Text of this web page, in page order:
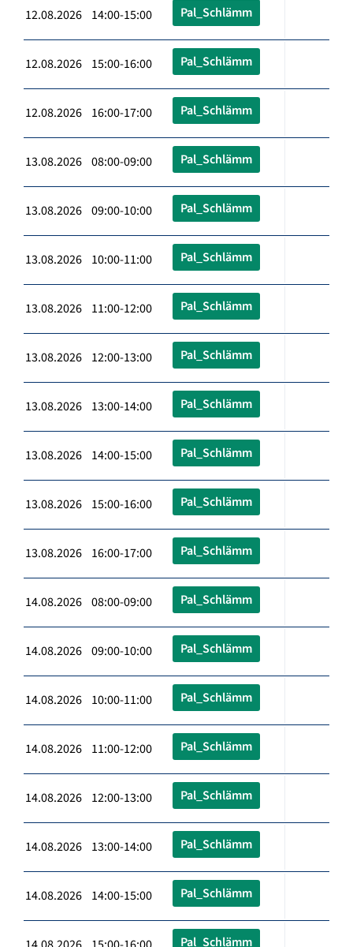
12.08.2026 14:00-15:00 Pal_Schlämm
12.08.2026 15:00-16:00 Pal_Schlämm
12.08.2026 16:00-17:00 Pal_Schlämm
13.08.2026 08:00-09:00 Pal_Schlämm
13.08.2026 09:00-10:00 Pal_Schlämm
13.08.2026 10:00-11:00 Pal_Schlämm
13.08.2026 11:00-12:00 Pal_Schlämm
13.08.2026 12:00-13:00 Pal_Schlämm
13.08.2026 13:00-14:00 Pal_Schlämm
13.08.2026 14:00-15:00 Pal_Schlämm
13.08.2026 15:00-16:00 Pal_Schlämm
13.08.2026 16:00-17:00 Pal_Schlämm
14.08.2026 08:00-09:00 Pal_Schlämm
14.08.2026 09:00-10:00 Pal_Schlämm
14.08.2026 10:00-11:00 Pal_Schlämm
14.08.2026 11:00-12:00 Pal_Schlämm
14.08.2026 12:00-13:00 Pal_Schlämm
14.08.2026 13:00-14:00 Pal_Schlämm
14.08.2026 14:00-15:00 Pal_Schlämm
Pal_Schlämm